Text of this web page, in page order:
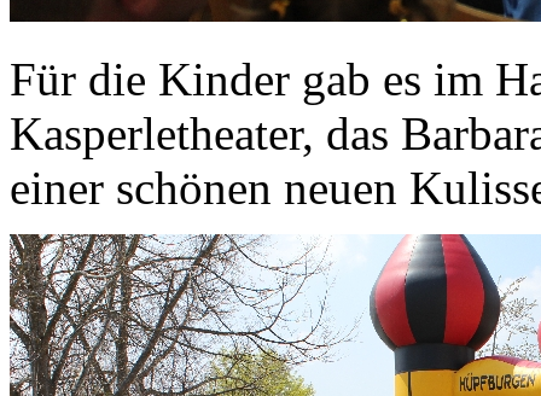
Für die Kinder gab es im
Kasperletheater, das
einer schönen neuen